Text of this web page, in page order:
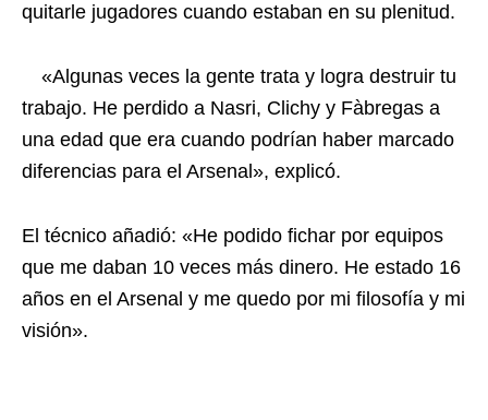
quitarle jugadores cuando estaban en su plenitud.
«Algunas veces la gente trata y logra destruir tu
trabajo. He perdido a Nasri, Clichy y Fàbregas a
una edad que era cuando podrían haber marcado
diferencias para el Arsenal», explicó.
El técnico añadió: «He podido fichar por equipos
que me daban 10 veces más dinero. He estado 16
años en el Arsenal y me quedo por mi filosofía y mi
visión».